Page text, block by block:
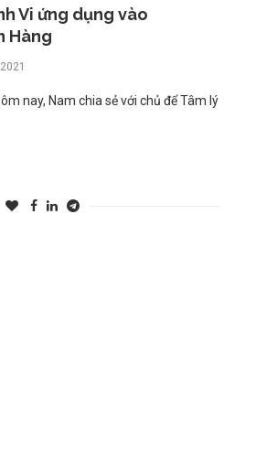
Vi ứng dụng vào
Hàng
nay, Nam chia sẻ với chủ để Tâm lý